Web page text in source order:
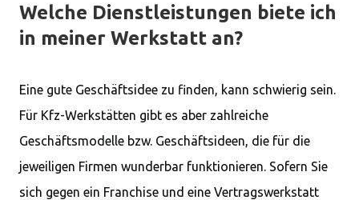
Welche Dienstleistungen biete ich
in meiner Werkstatt an?
Eine gute Geschäftsidee zu finden, kann schwierig sein.
Für Kfz-Werkstätten gibt es aber zahlreiche
Geschäftsmodelle bzw. Geschäftsideen, die für die
jeweiligen Firmen wunderbar funktionieren. Sofern Sie
sich gegen ein Franchise und eine Vertragswerkstatt